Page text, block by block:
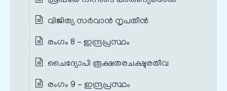
വിജിത്യ സർവാൻ നൃപതീൻ
രംഗം 8 – ഇന്ദ്രപ്രസ്ഥം
ചൈദ്യോപി രൂക്ഷതരചക്ഷുരതീവ
രംഗം 9 – ഇന്ദ്രപ്രസ്ഥം